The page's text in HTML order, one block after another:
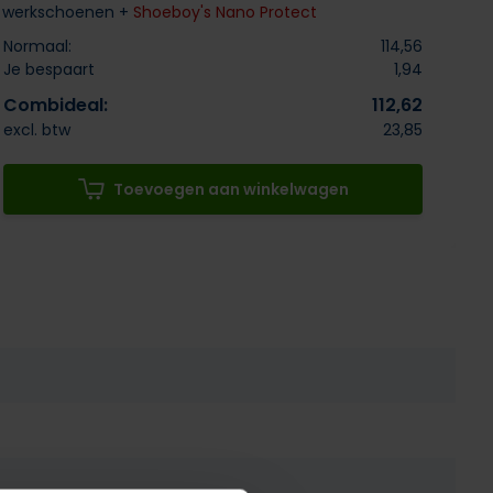
werkschoenen + Shoeboy's Nano Protect
Normaal:
114,56
Je bespaart
1,94
Combideal: 112,62
excl. btw 23,85
Toevoegen aan winkelwagen